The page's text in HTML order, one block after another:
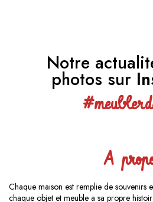
Notre
photos sur
A
Chaque maison est remplie de souvenirs
chaque objet et meuble a sa propre